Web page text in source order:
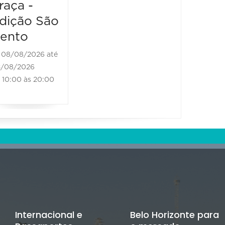
-
São
08/08/2026 até
08/2026
às 20:00
Internacional e
Belo Horizonte para